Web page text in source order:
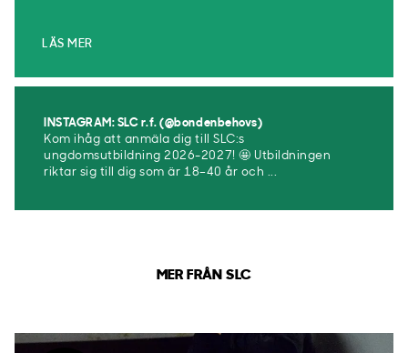
LÄS MER
INSTAGRAM: SLC r.f. (@bondenbehovs)
Kom ihåg att anmäla dig till SLC:s
ungdomsutbildning 2026-2027! 🤩 Utbildningen
riktar sig till dig som är 18–40 år och ...
MER FRÅN SLC